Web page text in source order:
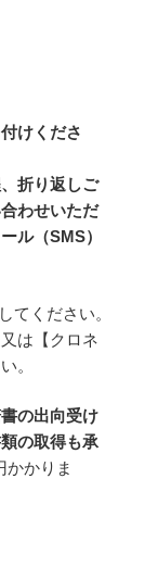
けくださ
折り返しご
わせいただ
ル（SMS）
てください。
は【クロネ
。
の出向受け
の取得も承
かかりま